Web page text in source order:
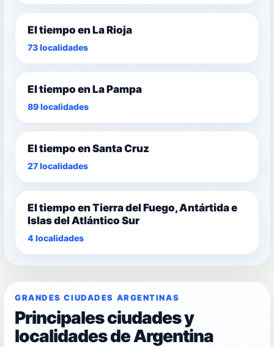
El tiempo en La Rioja
73 localidades
El tiempo en La Pampa
89 localidades
El tiempo en Santa Cruz
27 localidades
El tiempo en Tierra del Fuego, Antártida e
Islas del Atlántico Sur
4 localidades
GRANDES CIUDADES ARGENTINAS
Principales ciudades y
localidades de Argentina